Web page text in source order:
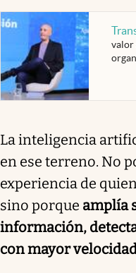
valor
La inteligencia
en ese terreno. No
experiencia de
sino porque amplía
información,
con mayor